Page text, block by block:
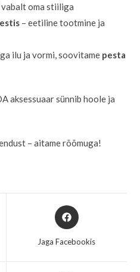
vabalt oma stiiliga
– eetiline tootmine ja
ilu ja vormi, soovitame pesta
aksessuaar sünnib hoole ja
– aitame rõõmuga!
Jaga Facebookis